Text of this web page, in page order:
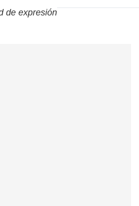
de expresión